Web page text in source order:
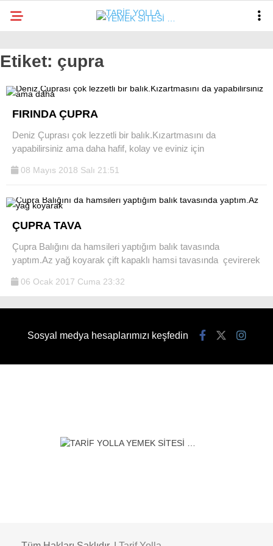
YAZARLAR
HAMUR İŞLERI
ANA YEMEKLER
YÖRESEL LEZZETLER
PRATIK TARIFLER
DIĞER
Etiket: çupra
FIRINDA ÇUPRA
Deniz Çuprası çok lezzetli bir balık.Kızartmasını da
yapabilirsiniz ama daha hafif, kolay ve eviniz için
08 Mayıs 2018 Salı 21:51
ÇUPRA TAVA
Çupra Balığını da hamsileri yaptığım balık tavasında
yaptım.Az yağ koyarak çift kapaklı hamsi tavasında çevirerek
06 Ocak 2017 Cuma 23:32
Sosyal medya hesaplarımızı keşfedin